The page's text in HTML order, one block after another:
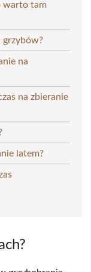
warto tam
grzybów?
na
na zbieranie
latem?